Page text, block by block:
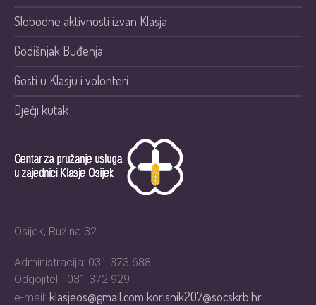
Slobodne aktivnosti izvan Klasja
Godišnjak Buđenja
Gosti u Klasju i volonteri
Dječji kutak
Osijek, Ružina 32
Administracija: 031 373 688
Odgojitelji: 031 372 929
e-mail: klasjeos@gmail.comkorisnik207@socskrb.hr